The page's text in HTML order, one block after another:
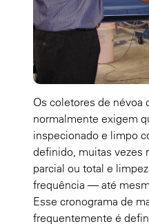
Os coletores de névoa
normalmente exigem
inspecionado e limpo
definido, muitas vezes
parcial ou total e
frequência — até
Esse cronograma de
frequentemente é